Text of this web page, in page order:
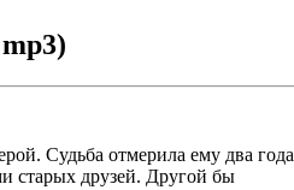
Судьба отмерила ему два года
старых друзей. Другой бы